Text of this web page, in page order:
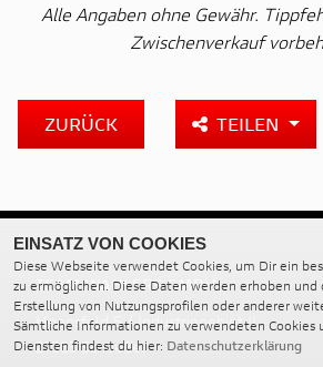
Alle Angaben ohne Gewähr.
Zwischenverkauf
ZURÜCK TEILEN
TEAM WAHLERS GMBH
Hoopsfeld 5 / Industriegebiet II
27383 Scheeßel
EINSATZ VON COOKIES
Diese Webseite verwendet Cookies, um Dir ein
zu ermöglichen. Diese Daten werden erhoben
Erstellung von Nutzungsprofilen oder anderer
Sämtliche Informationen zu verwendeten Cookies
Diensten findest du hier: Datenschutzerklärung